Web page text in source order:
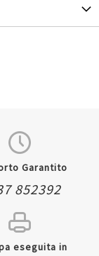
Garantito
852392
eseguita in